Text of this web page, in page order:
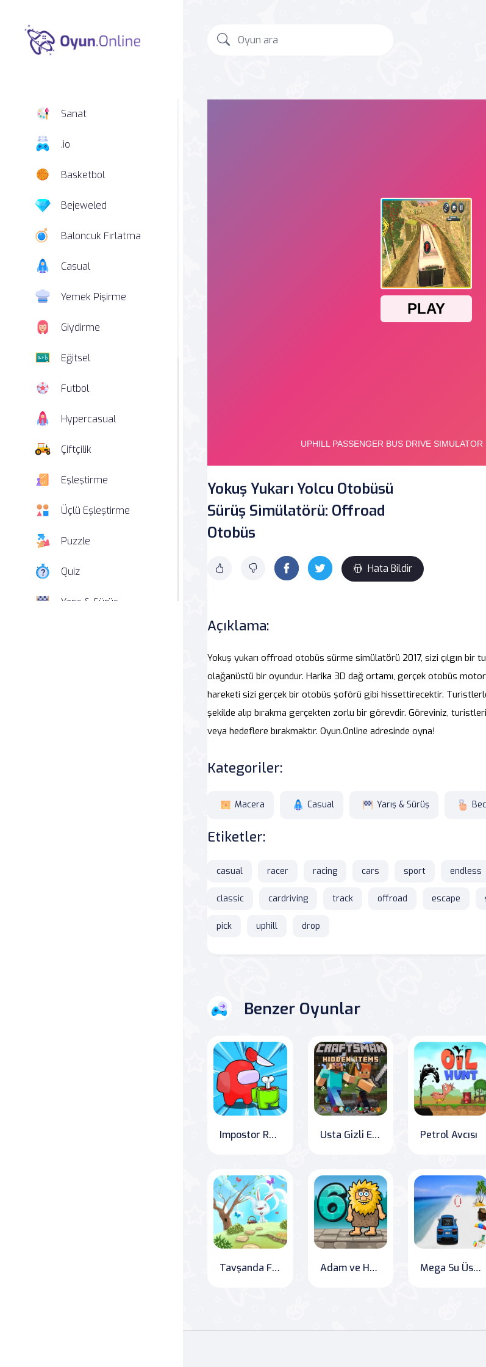
Sanat
.io
Basketbol
Bejeweled
Baloncuk Fırlatma
Casual
Yemek Pişirme
Giydirme
Eğitsel
Futbol
Hypercasual
Çiftçilik
Eşleştirme
Üçlü Eşleştirme
Puzzle
Quiz
Yarış & Sürüş
Yokuş Yukarı Yolcu Otobüsü
Sürüş Simülatörü: Offroad
Otobüs
Hata Bildir
Açıklama:
Yokuş yukarı offroad otobüs sürme simülatörü 2017, sizi çılgın bir
olağanüstü bir oyundur. Harika 3D dağ ortamı, gerçek otobüs
hareketi sizi gerçek bir otobüs şoförü gibi hissettirecektir.
şekilde alıp bırakma gerçekten zorlu bir görevdir. Göreviniz,
veya hedeflere bırakmaktır. Oyun.Online adresinde oyna!
Kategoriler:
Macera Casual Yarış & Sürüş
Etiketler:
casual racer racing cars sport endless
classic cardriving track offroad escape
pick uphill drop
Benzer Oyunlar
Impostor Royal Solo Kill Usta Gizli Eşyaları Petrol Avcısı
Tavşanda Farkları Bul Adam ve Havva 6 Mega Su Üstü Araba Yarış Oyunu 3D